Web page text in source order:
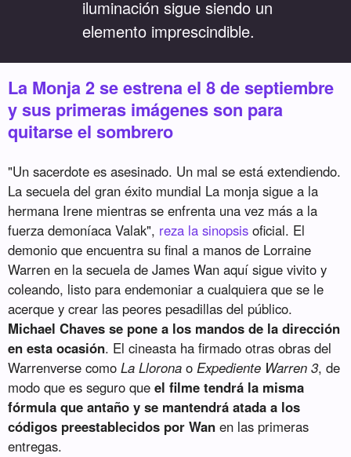
iluminación sigue siendo un
elemento imprescindible.
La Monja 2 se estrena el 8 de septiembre
y sus primeras imágenes son para
quitarse el sombrero
"Un sacerdote es asesinado. Un mal se está extendiendo.
La secuela del gran éxito mundial La monja sigue a la
hermana Irene mientras se enfrenta una vez más a la
fuerza demoníaca Valak", reza la sinopsis oficial. El
demonio que encuentra su final a manos de Lorraine
Warren en la secuela de James Wan aquí sigue vivito y
coleando, listo para endemoniar a cualquiera que se le
acerque y crear las peores pesadillas del público.
Michael Chaves se pone a los mandos de la dirección
en esta ocasión. El cineasta ha firmado otras obras del
Warrenverse comoLa Llorona oExpediente Warren 3, de
modo que es seguro queel filme tendrá la misma
fórmula que antaño y se mantendrá atada a los
códigos preestablecidos por Wan en las primeras
entregas.